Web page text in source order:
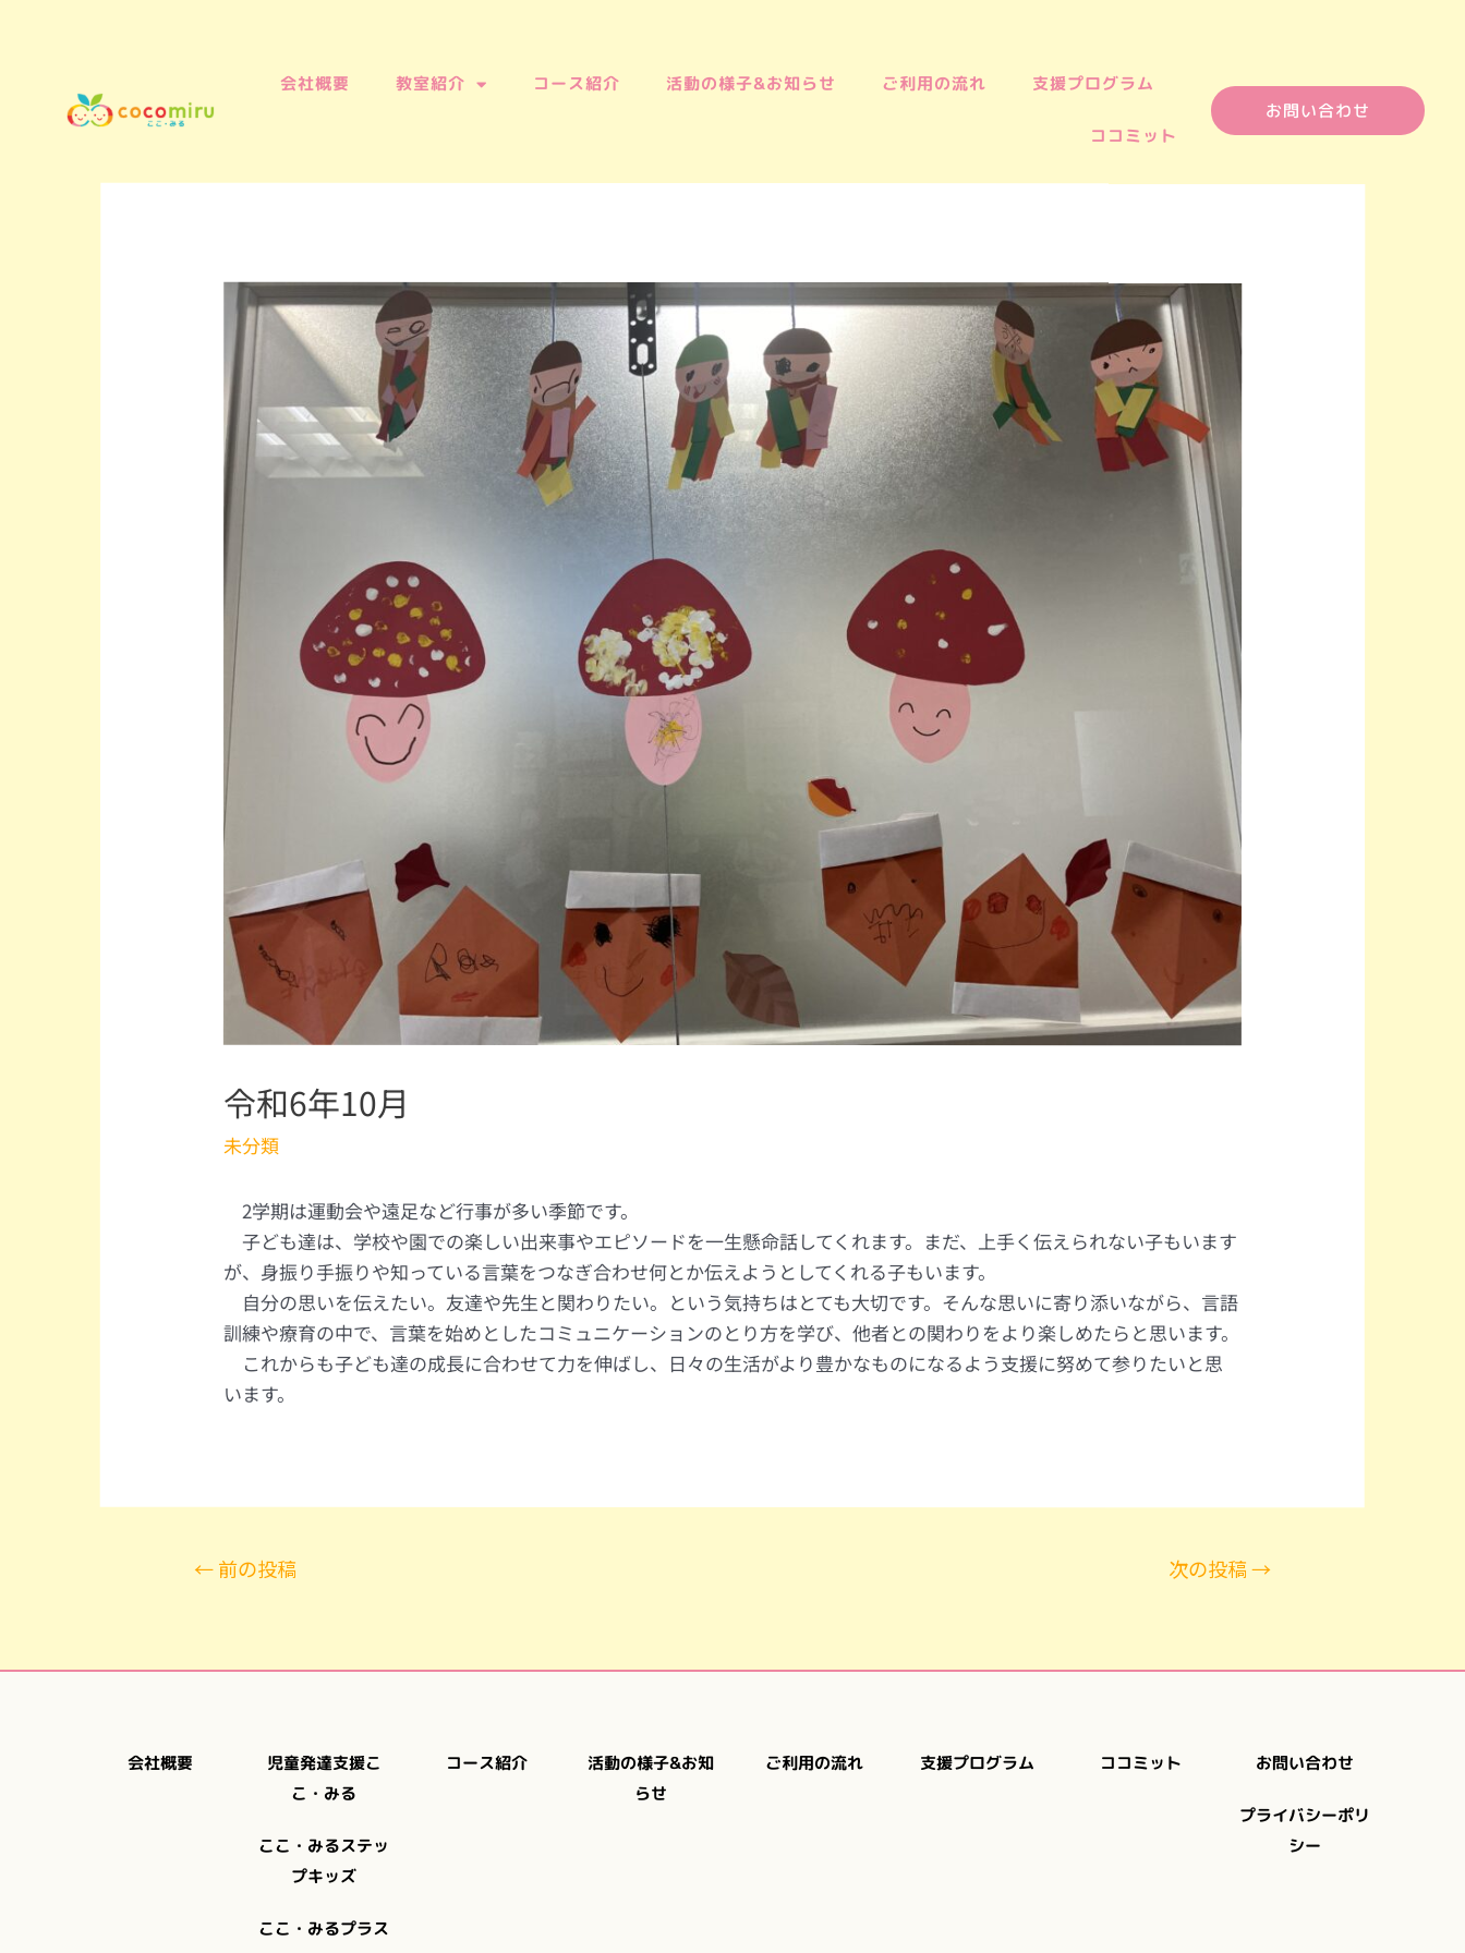
会社概要 教室紹介 コース紹介 活動の様子&お知らせ ご利用の流れ 支援プログラム
ココミット
お問い合わせ
令和6年10月
未分類
2学期は運動会や遠足など行事が多い季節です。
子ども達は、学校や園での楽しい出来事やエピソードを一生懸命話してくれます。まだ、上手く伝えられない子もいます
が、身振り手振りや知っている言葉をつなぎ合わせ何とか伝えようとしてくれる子もいます。
自分の思いを伝えたい。友達や先生と関わりたい。という気持ちはとても大切です。そんな思いに寄り添いながら、言語
訓練や療育の中で、言葉を始めとしたコミュニケーションのとり方を学び、他者との関わりをより楽しめたらと思います。
これからも子ども達の成長に合わせて力を伸ばし、日々の生活がより豊かなものになるよう支援に努めて参りたいと思
います。
←前の投稿 次の投稿→
会社概要 児童発達支援こ
こ・みる
ここ・みるステッ
プキッズ
ここ・みるプラス
コース紹介 活動の様子&お知
らせ
ご利用の流れ 支援プログラム ココミット お問い合わせ
プライバシーポリ
シー